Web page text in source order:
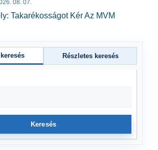
08. 07.
Takarékosságot Kér Az MVM
Részletes keresés
Keresés